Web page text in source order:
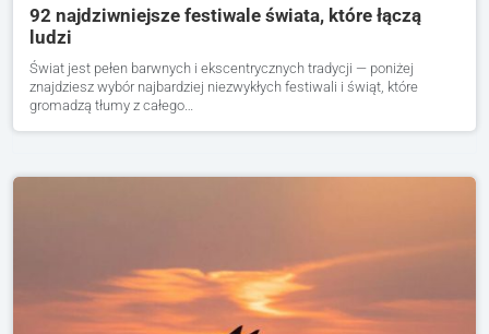
92 najdziwniejsze festiwale świata, które łączą
ludzi
Świat jest pełen barwnych i ekscentrycznych tradycji — poniżej
znajdziesz wybór najbardziej niezwykłych festiwali i świąt, które
gromadzą tłumy z całego…